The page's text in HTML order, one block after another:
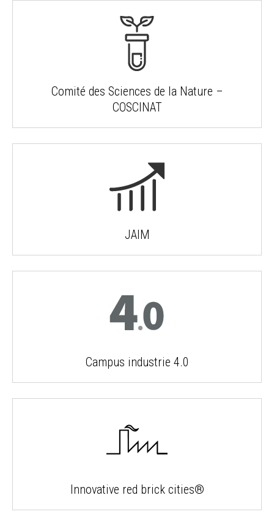
Comité des Sciences de la Nature –
COSCINAT
JAIM
Campus industrie 4.0
Innovative red brick cities®